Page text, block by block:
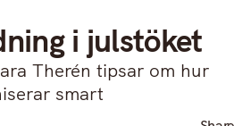
i julstöket
Therén tipsar om hur
smart